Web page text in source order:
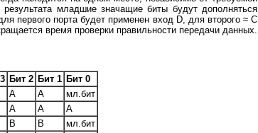
младшие значащие биты будут дополняться
первого порта будет применен вход D, для второго ≈ С
время проверки правильности передачи данных.
Бит 2 Бит 1 Бит 0
А А
мл.бит
А А
А
В В
мл.бит